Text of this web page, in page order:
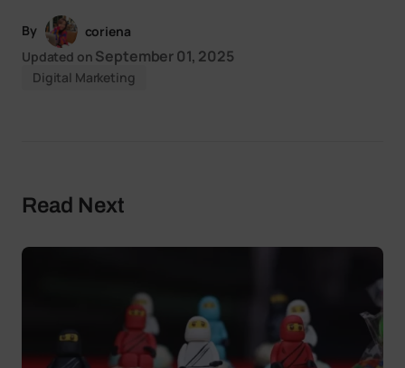
By
coriena
Updated on September 01, 2025
Digital Marketing
Read Next